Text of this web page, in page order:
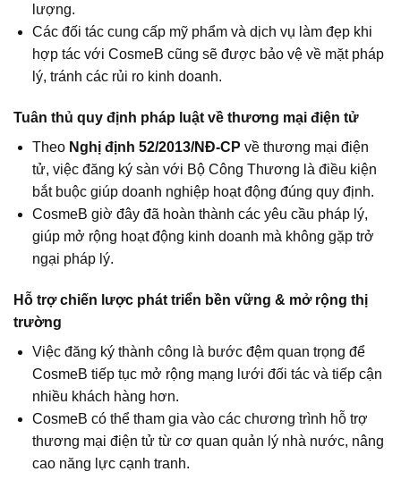
lượng.
Các đối tác cung cấp mỹ phẩm và dịch vụ làm đẹp khi
hợp tác với CosmeB cũng sẽ được bảo vệ về mặt pháp
lý, tránh các rủi ro kinh doanh.
Tuân thủ quy định pháp luật về thương mại điện tử
Theo Nghị định 52/2013/NĐ-CP về thương mại điện
tử, việc đăng ký sàn với Bộ Công Thương là điều kiện
bắt buộc giúp doanh nghiệp hoạt động đúng quy định.
CosmeB giờ đây đã hoàn thành các yêu cầu pháp lý,
giúp mở rộng hoạt động kinh doanh mà không gặp trở
ngại pháp lý.
Hỗ trợ chiến lược phát triển bền vững & mở rộng thị
trường
Việc đăng ký thành công là bước đệm quan trọng để
CosmeB tiếp tục mở rộng mạng lưới đối tác và tiếp cận
nhiều khách hàng hơn.
CosmeB có thể tham gia vào các chương trình hỗ trợ
thương mại điện tử từ cơ quan quản lý nhà nước, nâng
cao năng lực cạnh tranh.